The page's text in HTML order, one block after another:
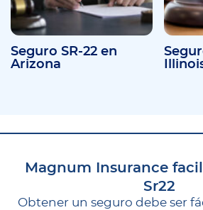
Seguro SR-22 en
Arizona
Magnum Insurance
Sr22
Obtener un seguro debe ser